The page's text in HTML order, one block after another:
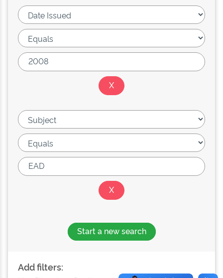
Start a new search
Add filters: